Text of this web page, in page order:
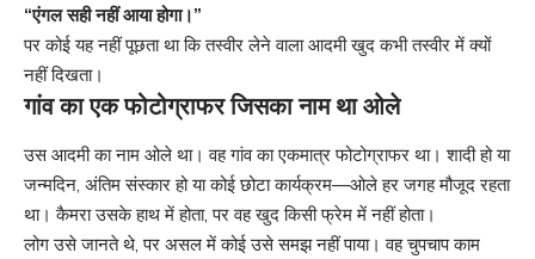
“एंगल सही नहीं आया होगा।”
पर कोई यह नहीं पूछता था कि तस्वीर लेने वाला आदमी खुद कभी तस्वीर में क्यों
नहीं दिखता।
गांव का एक फोटोग्राफर जिसका नाम था ओले
उस आदमी का नाम ओले था। वह गांव का एकमात्र फोटोग्राफर था। शादी हो या
जन्मदिन, अंतिम संस्कार हो या कोई छोटा कार्यक्रम—ओले हर जगह मौजूद रहता
था। कैमरा उसके हाथ में होता, पर वह खुद किसी फ्रेम में नहीं होता।
लोग उसे जानते थे, पर असल में कोई उसे समझ नहीं पाया। वह चुपचाप काम